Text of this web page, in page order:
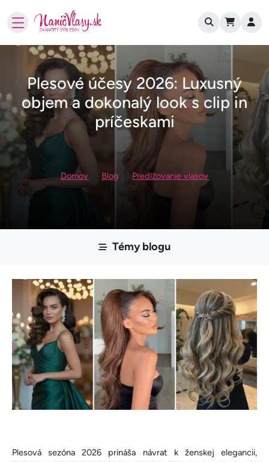
Skočiť na hlavný obsah
User account
Plesové účesy 2026: Luxusný
objem a dokonalý look s clip in
príčeskami
Omrvinka
Domov Blog Predlžovanie vlasov
Témy blogu
Plesová sezóna 2026 prináša návrat k ženskej elegancii,